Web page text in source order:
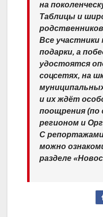
на
Таблицы и
Все участники
подарки, а
удостоятся
соцсетях, на
и их ждёт
поощрения (по
регионом и
С репортажами
можно
разделе